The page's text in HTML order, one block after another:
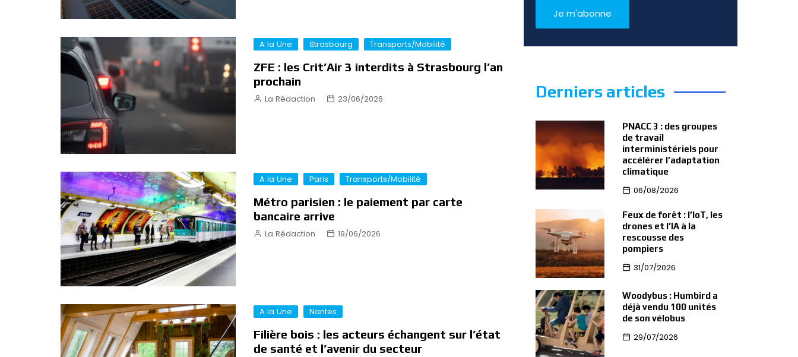
A la Une Strasbourg Transports/Mobilité
ZFE : les Crit’Air 3 interdits à Strasbourg l’an
prochain
La Rédaction 23/06/2026
A la Une Paris Transports/Mobilité
Métro parisien : le paiement par carte
bancaire arrive
La Rédaction 19/06/2026
A la Une Nantes
Filière bois : les acteurs échangent sur l’état
de santé et l’avenir du secteur
Derniers articles
PNACC 3 : des groupes
de travail
interministériels pour
accélérer l’adaptation
climatique
06/08/2026
Feux de forêt : l’IoT, les
drones et l’IA à la
rescousse des
pompiers
31/07/2026
Woodybus : Humbird a
déjà vendu 100 unités
de son vélobus
29/07/2026